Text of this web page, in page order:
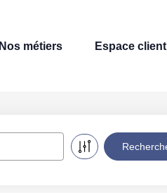
Nos métiers Espace client